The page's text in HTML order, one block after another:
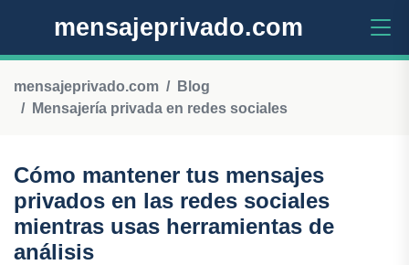
mensajeprivado.com
mensajeprivado.com
Blog
Mensajería privada en redes sociales
Cómo mantener tus mensajes
privados en las redes sociales
mientras usas herramientas de
análisis